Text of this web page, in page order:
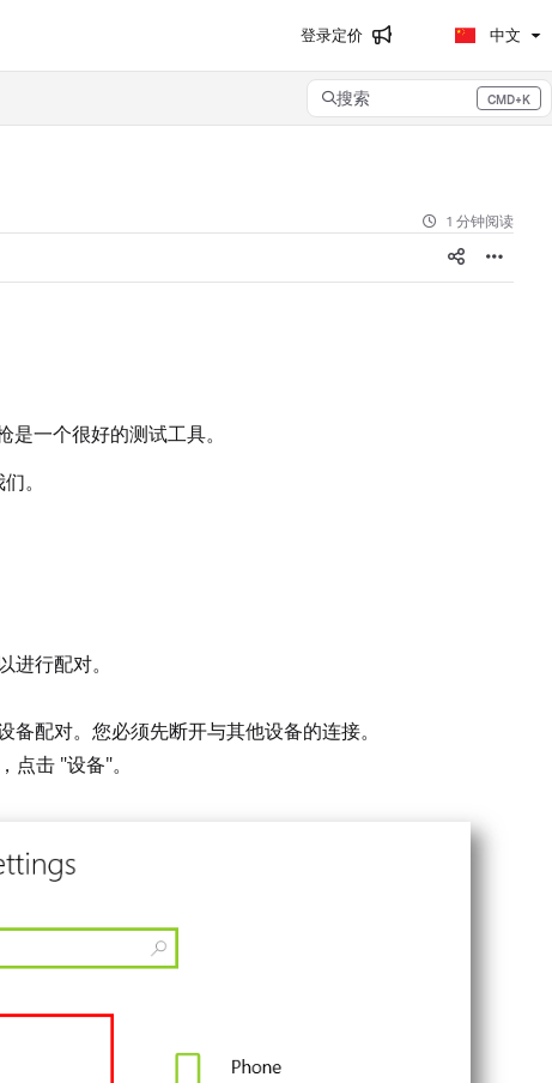
登录定价 中文
搜索 CMD+K
Press CMD+K to open search
1 分钟阅读
一个很好的测试工具。
。
行配对。
配对。您必须先断开与其他设备的连接。
击 "设备"。